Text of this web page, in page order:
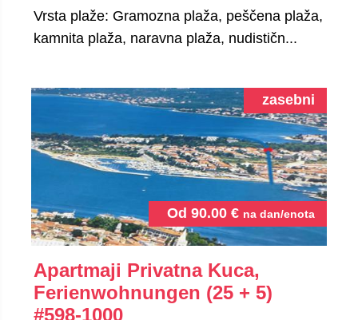
Vrsta plaže: Gramozna plaža, peščena plaža,
kamnita plaža, naravna plaža, nudističn...
Od 90.00 € na dan/enota
zasebni
Apartmaji Privatna Kuca,
Ferienwohnungen (25 + 5)
#598-1000